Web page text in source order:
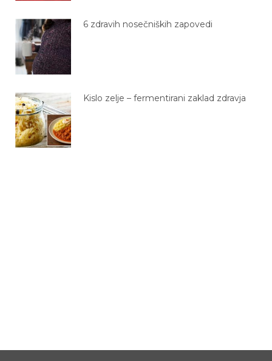
6 zdravih nosečniških zapovedi
Kislo zelje – fermentirani zaklad zdravja